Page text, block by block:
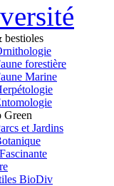
bestioles
forestière
Marine
Green
et Jardins
BioDiv